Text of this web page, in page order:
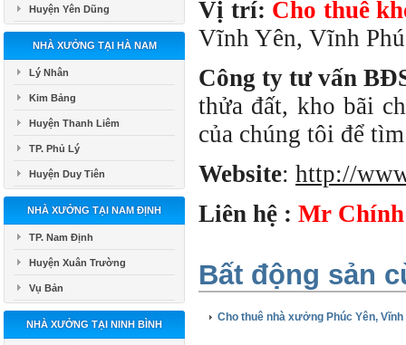
Huyện Yên Dũng
NHÀ XƯỞNG TẠI HÀ NAM
Lý Nhân
Kim Bảng
Huyện Thanh Liêm
TP. Phủ Lý
Huyện Duy Tiên
NHÀ XƯỞNG TẠI NAM ĐỊNH
TP. Nam Định
Huyện Xuân Trường
Vụ Bản
NHÀ XƯỞNG TẠI NINH BÌNH
Vị trí: Cho thuê
Vĩnh Yên, Vĩnh
Công ty tư vấn
thửa đất, kho bãi
của chúng tôi để
Website: http://
Liên hệ : Mr
Bất động sản
Cho thuê nhà xưởng Phúc Yên, Vĩnh